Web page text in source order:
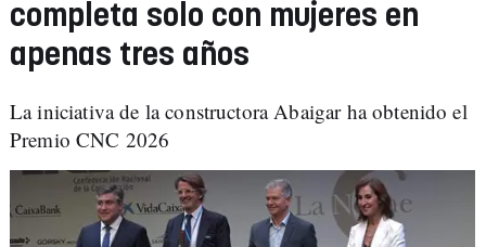
completa solo con mujeres en
apenas tres años
La iniciativa de la constructora Abaigar ha obtenido el
Premio CNC 2026